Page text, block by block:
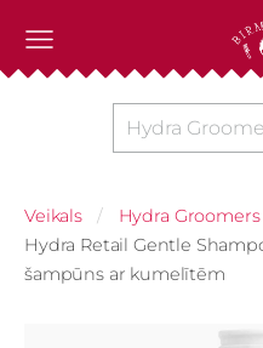
Hydra
Veikals
Hydra Groomers
Hydra Retail Gentle
šampūns ar kumelītēm